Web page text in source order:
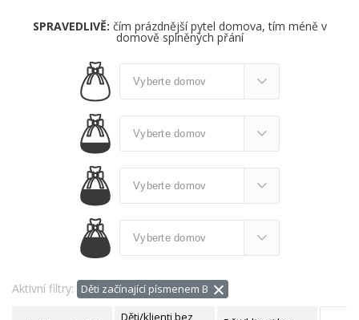
SPRAVEDLIVĚ: čím prázdnější pytel domova, tím méně v
domově splněných přání
Aktivní filtry: Děti začínající písmenem B
Děti/klienti bez